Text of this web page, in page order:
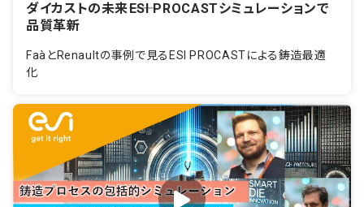
ダイカストの未来――ESI PROCASTシミュレーションで
品質革新
FaàとRenaultの事例で見るESI PROCASTによる鋳造最適
化